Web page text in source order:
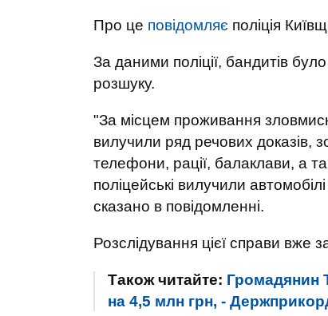
Про це повідомляє поліція
За даними поліції, бандитів
розшуку.
"За місцем проживання
вилучили ряд речових доказів,
телефони, рації, балаклави, а
поліцейські вилучили
сказано в повідомленні.
Розслідування цієї справи вже
Також читайте: Громадянин
на 4,5 млн грн, -